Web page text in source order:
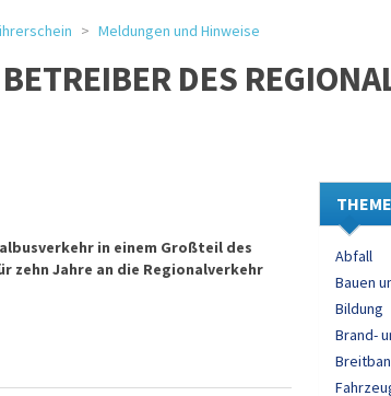
Meldungen und Hinweise
DES
in einem Großteil des
zehn Jahre an die Regionalverkehr
Abfall
Bauen
Bildung
Brand-